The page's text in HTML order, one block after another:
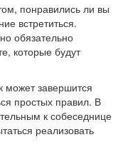
понравились ли вы
встретиться.
обязательно
которые будут
завершится
простых правил. В
к собеседнице
реализовать